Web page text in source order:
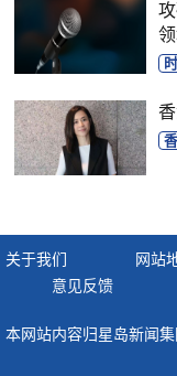
关于我们 网站
意见反馈
本网站内容归星岛新闻